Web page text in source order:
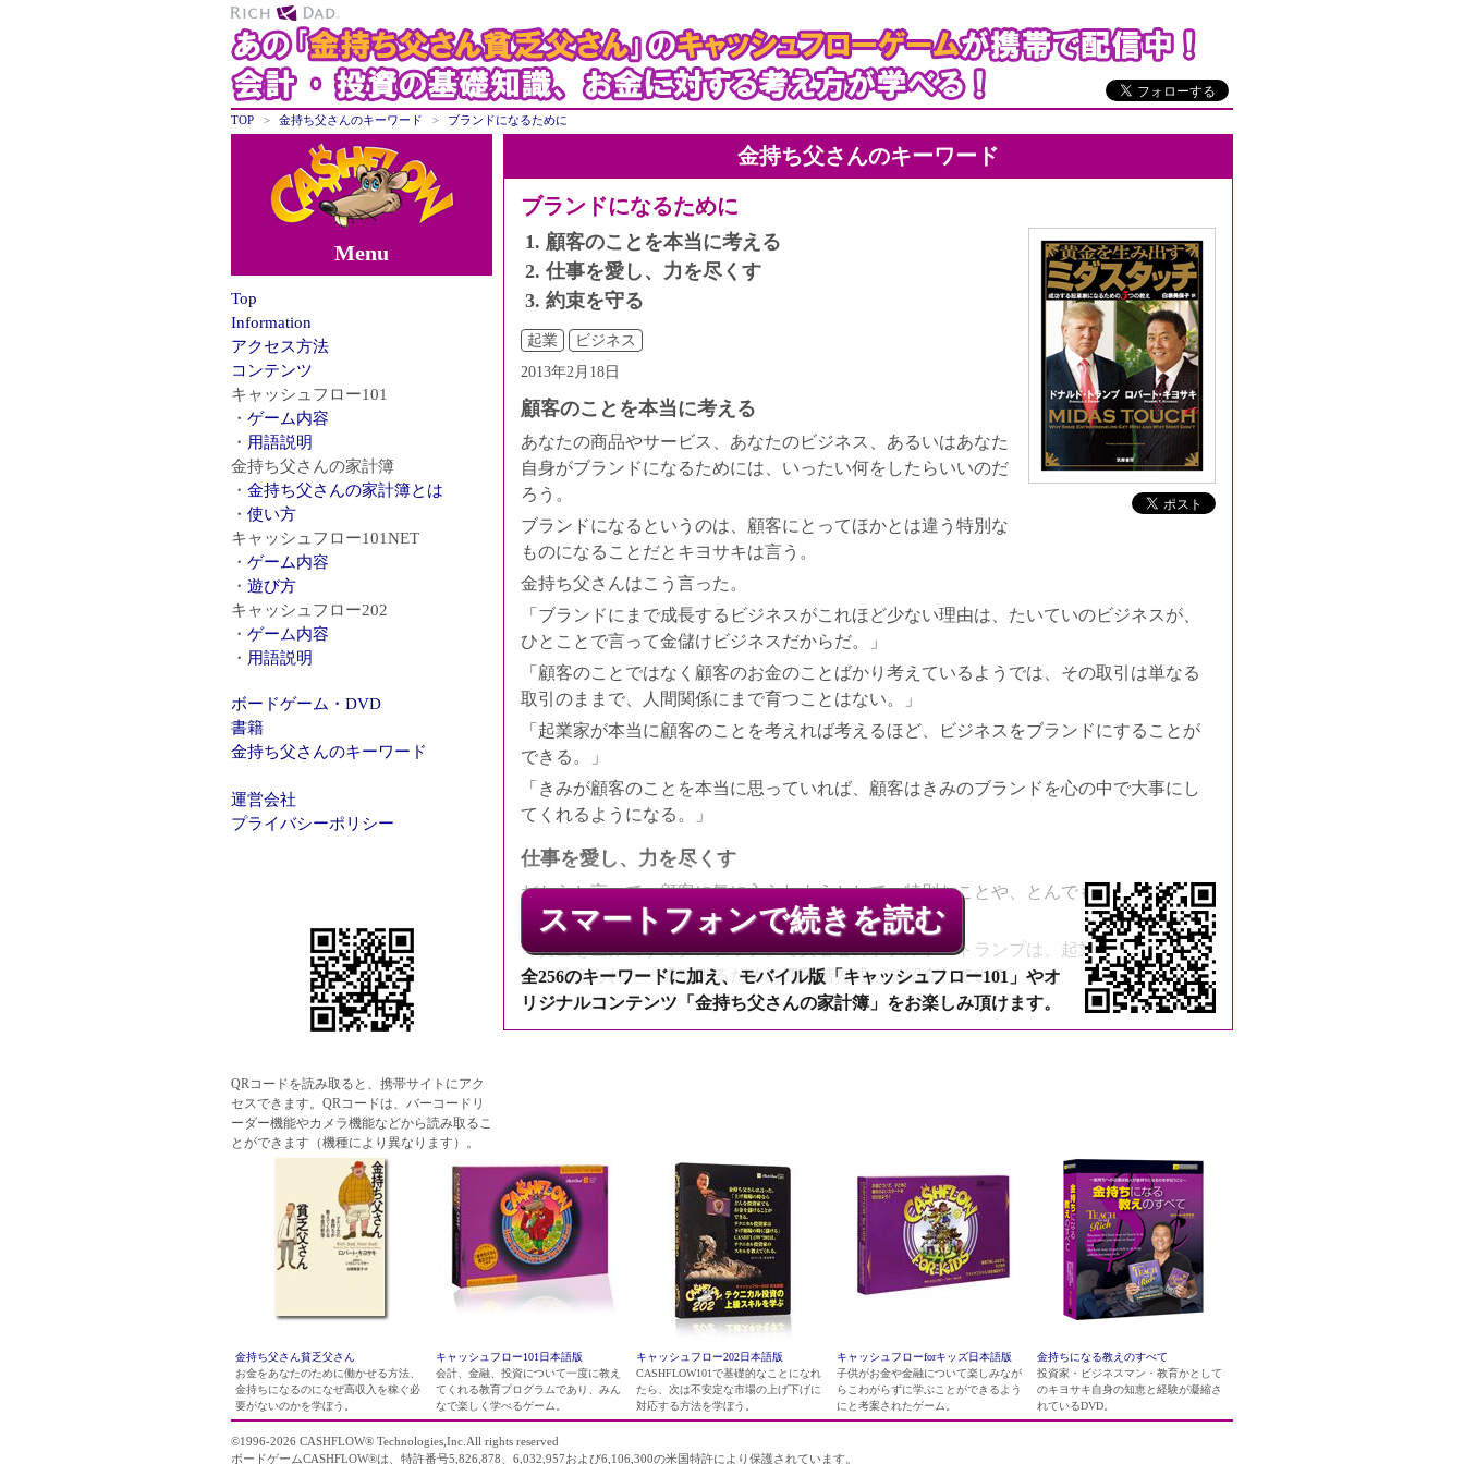
TOP 金持ち父さんのキーワード ブランドになるために
金持ち父さんのキーワード
ブランドになるために
顧客のことを本当に考える
仕事を愛し、力を尽くす
約束を守る
起業
ビジネス
2013年2月18日
顧客のことを本当に考える
あなたの商品やサービス、あなたのビジネス、あるいはあなた
自身がブランドになるためには、いったい何をしたらいいのだ
ろう。
ブランドになるというのは、顧客にとってほかとは違う特別な
ものになることだとキヨサキは言う。
金持ち父さんはこう言った。
「ブランドにまで成長するビジネスがこれほど少ない理由は、たいていのビジネスが、
ひとことで言って金儲けビジネスだからだ。」
「顧客のことではなく顧客のお金のことばかり考えているようでは、その取引は単なる
取引のままで、人間関係にまで育つことはない。」
「起業家が本当に顧客のことを考えれば考えるほど、ビジネスをブランドにすることが
できる。」
「きみが顧客のことを本当に思っていれば、顧客はきみのブランドを心の中で大事にし
てくれるようになる。」
仕事を愛し、力を尽くす
だからと言って、顧客に気に入られようとして、特別なことや、とんでもなく風変わり
なことをする必要はない。
『黄金を生み出すミダスタッチ』で共著者のドナルド・トランプは、起業家だった父親
から教えられた「成功するための四段階方式」を紹介している。
1 仕事に着手する
ながると教えたのだ。
ドナルド・トランプは父親のもとでビジネスを実地に学び、この教えを体得した。
いまやトランプグループは世界中で知られるようになっているが、この教えがトランプ
というブランドを作り上げる基礎であることは確かだ。
スマートフォンで続きを読む
全256のキーワードに加え、モバイル版「キャッシュフロー101」やオ
リジナルコンテンツ「金持ち父さんの家計簿」をお楽しみ頂けます。
Menu
Top
Information
アクセス方法
コンテンツ
キャッシュフロー101
ゲーム内容
用語説明
金持ち父さんの家計簿
金持ち父さんの家計簿とは
使い方
キャッシュフロー101NET
ゲーム内容
遊び方
キャッシュフロー202
ゲーム内容
用語説明
ボードゲーム・DVD
書籍
金持ち父さんのキーワード
運営会社
プライバシーポリシー
QRコードを読み取ると、携帯サイトにアク
セスできます。QRコードは、バーコードリ
ーダー機能やカメラ機能などから読み取るこ
とができます（機種により異なります）。
金持ち父さん貧乏父さん
お金をあなたのために働かせる方法、
金持ちになるのになぜ高収入を稼ぐ必
要がないのかを学ぼう。
キャッシュフロー101日本語版
会計、金融、投資について一度に教え
てくれる教育プログラムであり、みん
なで楽しく学べるゲーム。
キャッシュフロー202日本語版
CASHFLOW101で基礎的なことになれ
たら、次は不安定な市場の上げ下げに
対応する方法を学ぼう。
キャッシュフローforキッズ日本語版
子供がお金や金融について楽しみなが
らこわがらずに学ぶことができるよう
にと考案されたゲーム。
金持ちになる教えのすべて
投資家・ビジネスマン・教育かとして
のキヨサキ自身の知恵と経験が凝縮さ
れているDVD。
©1996-2026 CASHFLOW® Technologies,Inc.All rights reserved
ボードゲームCASHFLOW®は、特許番号5,826,878、6,032,957および6,106,300の米国特許により保護されています。